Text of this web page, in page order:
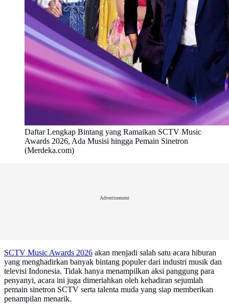
Daftar Lengkap Bintang yang Ramaikan SCTV Music
Awards 2026, Ada Musisi hingga Pemain Sinetron
(Merdeka.com)
Advertisement
SCTV Music Awards 2026 akan menjadi salah satu acara hiburan
yang menghadirkan banyak bintang populer dari industri musik dan
televisi Indonesia. Tidak hanya menampilkan aksi panggung para
penyanyi, acara ini juga dimeriahkan oleh kehadiran sejumlah
pemain sinetron SCTV serta talenta muda yang siap memberikan
penampilan menarik.